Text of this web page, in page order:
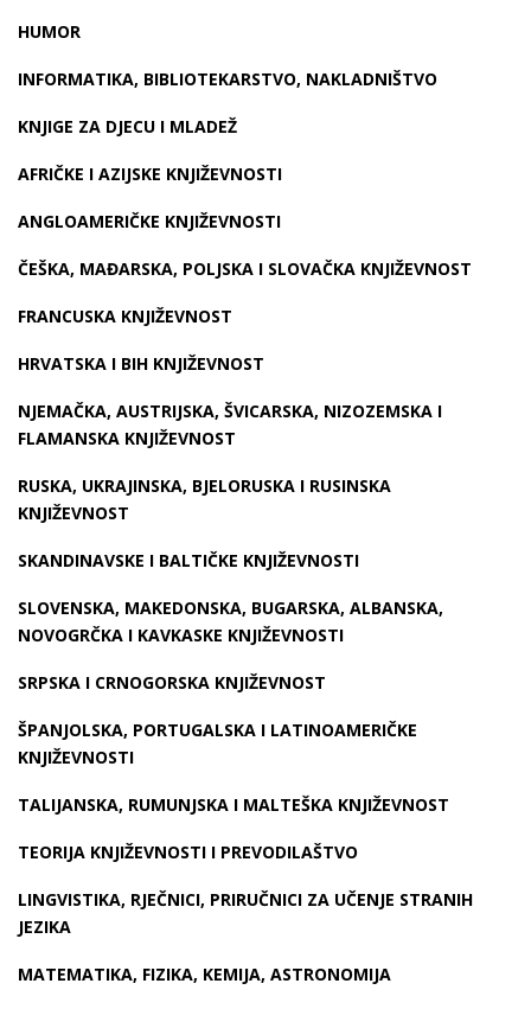
HUMOR
INFORMATIKA, BIBLIOTEKARSTVO, NAKLADNIŠTVO
KNJIGE ZA DJECU I MLADEŽ
AFRIČKE I AZIJSKE KNJIŽEVNOSTI
ANGLOAMERIČKE KNJIŽEVNOSTI
ČEŠKA, MAĐARSKA, POLJSKA I SLOVAČKA KNJIŽEVNOST
FRANCUSKA KNJIŽEVNOST
HRVATSKA I BIH KNJIŽEVNOST
NJEMAČKA, AUSTRIJSKA, ŠVICARSKA, NIZOZEMSKA I
FLAMANSKA KNJIŽEVNOST
RUSKA, UKRAJINSKA, BJELORUSKA I RUSINSKA
KNJIŽEVNOST
SKANDINAVSKE I BALTIČKE KNJIŽEVNOSTI
SLOVENSKA, MAKEDONSKA, BUGARSKA, ALBANSKA,
NOVOGRČKA I KAVKASKE KNJIŽEVNOSTI
SRPSKA I CRNOGORSKA KNJIŽEVNOST
ŠPANJOLSKA, PORTUGALSKA I LATINOAMERIČKE
KNJIŽEVNOSTI
TALIJANSKA, RUMUNJSKA I MALTEŠKA KNJIŽEVNOST
TEORIJA KNJIŽEVNOSTI I PREVODILAŠTVO
LINGVISTIKA, RJEČNICI, PRIRUČNICI ZA UČENJE STRANIH
JEZIKA
MATEMATIKA, FIZIKA, KEMIJA, ASTRONOMIJA